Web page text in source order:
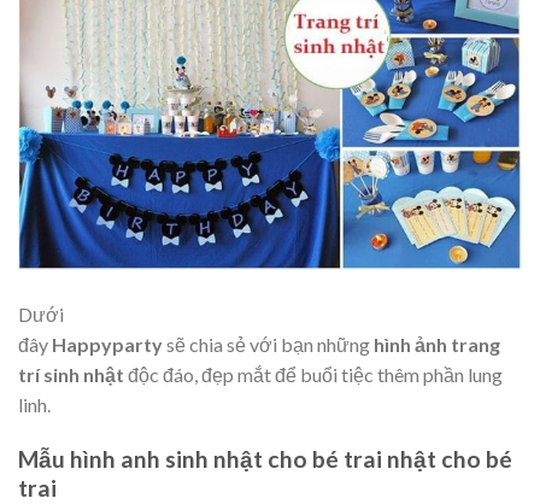
Dưới
đây Happypartysẽ chia sẻ với bạn những hình ảnh trang
trí sinh nhật độc đáo, đẹp mắt để buổi tiệc thêm phần lung
linh.
Mẫu hình anh sinh nhật cho bé trai nhật cho bé
trai